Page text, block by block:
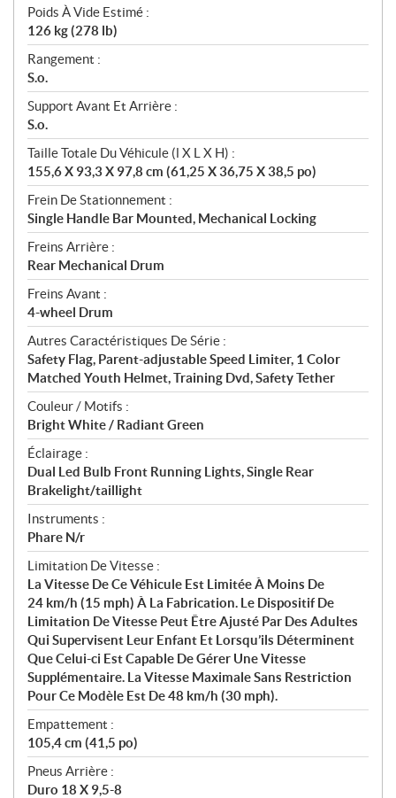
Poids À Vide Estimé :
126 kg (278 lb)
Rangement :
S.o.
Support Avant Et Arrière :
S.o.
Taille Totale Du Véhicule (l X L X H) :
155,6 X 93,3 X 97,8 cm (61,25 X 36,75 X 38,5 po)
Frein De Stationnement :
Single Handle Bar Mounted, Mechanical Locking
Freins Arrière :
Rear Mechanical Drum
Freins Avant :
4-wheel Drum
Autres Caractéristiques De Série :
Safety Flag, Parent-adjustable Speed Limiter, 1 Color
Matched Youth Helmet, Training Dvd, Safety Tether
Couleur / Motifs :
Bright White / Radiant Green
Éclairage :
Dual Led Bulb Front Running Lights, Single Rear
Brakelight/taillight
Instruments :
Phare N/r
Limitation De Vitesse :
La Vitesse De Ce Véhicule Est Limitée À Moins De
24 km/h (15 mph) À La Fabrication. Le Dispositif De
Limitation De Vitesse Peut Être Ajusté Par Des Adultes
Qui Supervisent Leur Enfant Et Lorsqu’ils Déterminent
Que Celui-ci Est Capable De Gérer Une Vitesse
Supplémentaire. La Vitesse Maximale Sans Restriction
Pour Ce Modèle Est De 48 km/h (30 mph).
Empattement :
105,4 cm (41,5 po)
Pneus Arrière :
Duro 18 X 9,5-8